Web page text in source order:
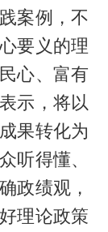
案例，不
要义的理
心、富有
示，将以
果转化为
听得懂、
政绩观，
理论政策